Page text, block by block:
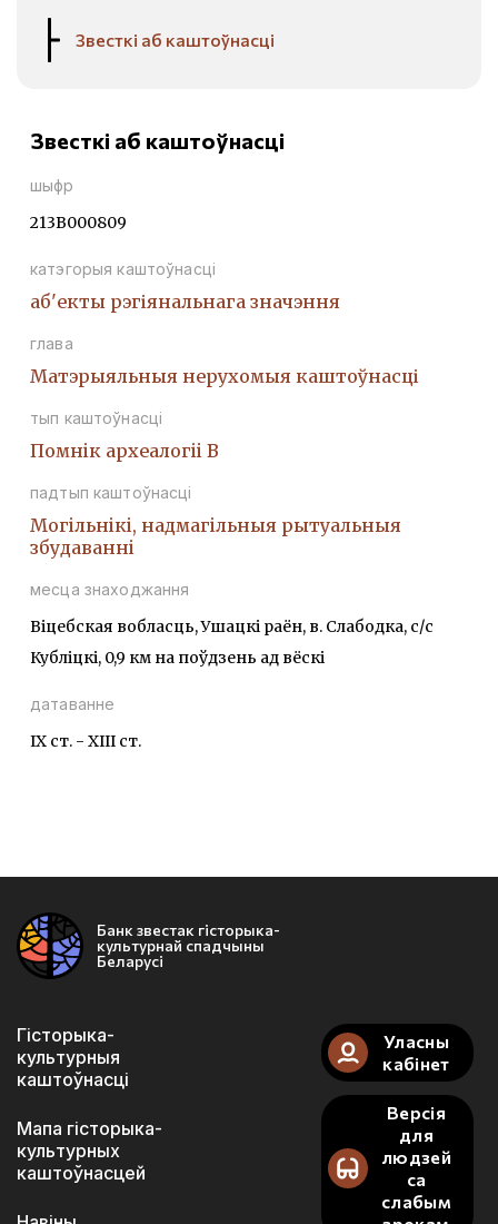
Звесткі аб каштоўнасці
Звесткі аб каштоўнасці
шыфр
213В000809
катэгорыя каштоўнасці
аб'екты рэгіянальнага значэння
глава
Матэрыяльныя нерухомыя каштоўнасці
тып каштоўнасці
Помнiк археалогii В
падтып каштоўнасці
Могiльнiкi, надмагiльныя рытуальныя
збудаваннi
месца знаходжання
Віцебская вобласць, Ушацкі раён, в. Слабодка, с/с
Кубліцкі, 0,9 км на поўдзень ад вёскі
датаванне
IX ст. - XIII ст.
Банк звестак гісторыка-
культурнай спадчыны
Беларусі
Гісторыка-
культурныя
каштоўнасці
Мапа гісторыка-
культурных
каштоўнасцей
Уласны
кабінет
Версія
для
людзей
са
слабым